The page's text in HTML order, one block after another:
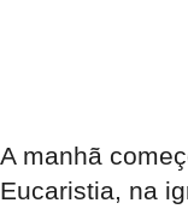
A manhã
Eucaristia, na